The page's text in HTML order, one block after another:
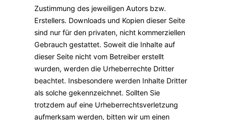
Zustimmung des jeweiligen Autors bzw.
Erstellers. Downloads und Kopien dieser Seite
sind nur für den privaten, nicht kommerziellen
Gebrauch gestattet. Soweit die Inhalte auf
dieser Seite nicht vom Betreiber erstellt
wurden, werden die Urheberrechte Dritter
beachtet. Insbesondere werden Inhalte Dritter
als solche gekennzeichnet. Sollten Sie
trotzdem auf eine Urheberrechtsverletzung
aufmerksam werden, bitten wir um einen